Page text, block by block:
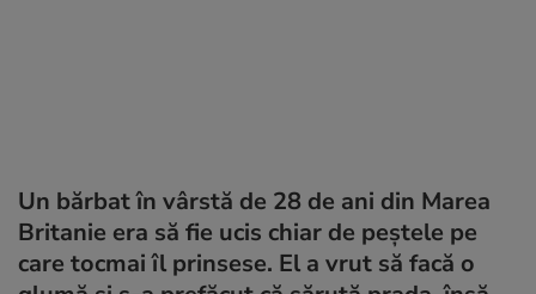
Un bărbat în vârstă de 28 de ani din Marea
Britanie era să fie ucis chiar de peștele pe
care tocmai îl prinsese. El a vrut să facă o